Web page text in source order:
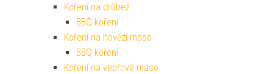
Koření na drůbež
BBQ koření
Koření na hovězí maso
BBQ koření
Koření na vepřové maso